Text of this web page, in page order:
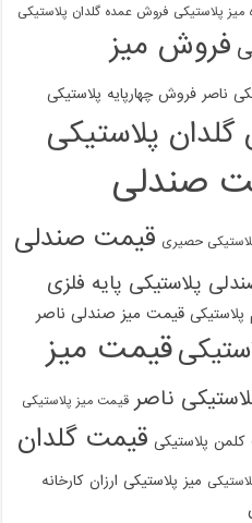
پلاستیکی فروش عمده گلدان پلاستیکی
فروش میز
ناصر فروش چهارپایه پلاستیکی
پلاستیکی
صندلی
حصیری قیمت صندلی
پلاستیکی پایه فلزی
قیمت میز صندلی ناصر
قیمت میز
ناصر قیمت میز پلاستیکی
پلاستیکی قیمت گلدان
میز پلاستیکی ارزان کارخانه